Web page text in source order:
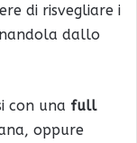
di risvegliare i
dallo
con una full
oppure